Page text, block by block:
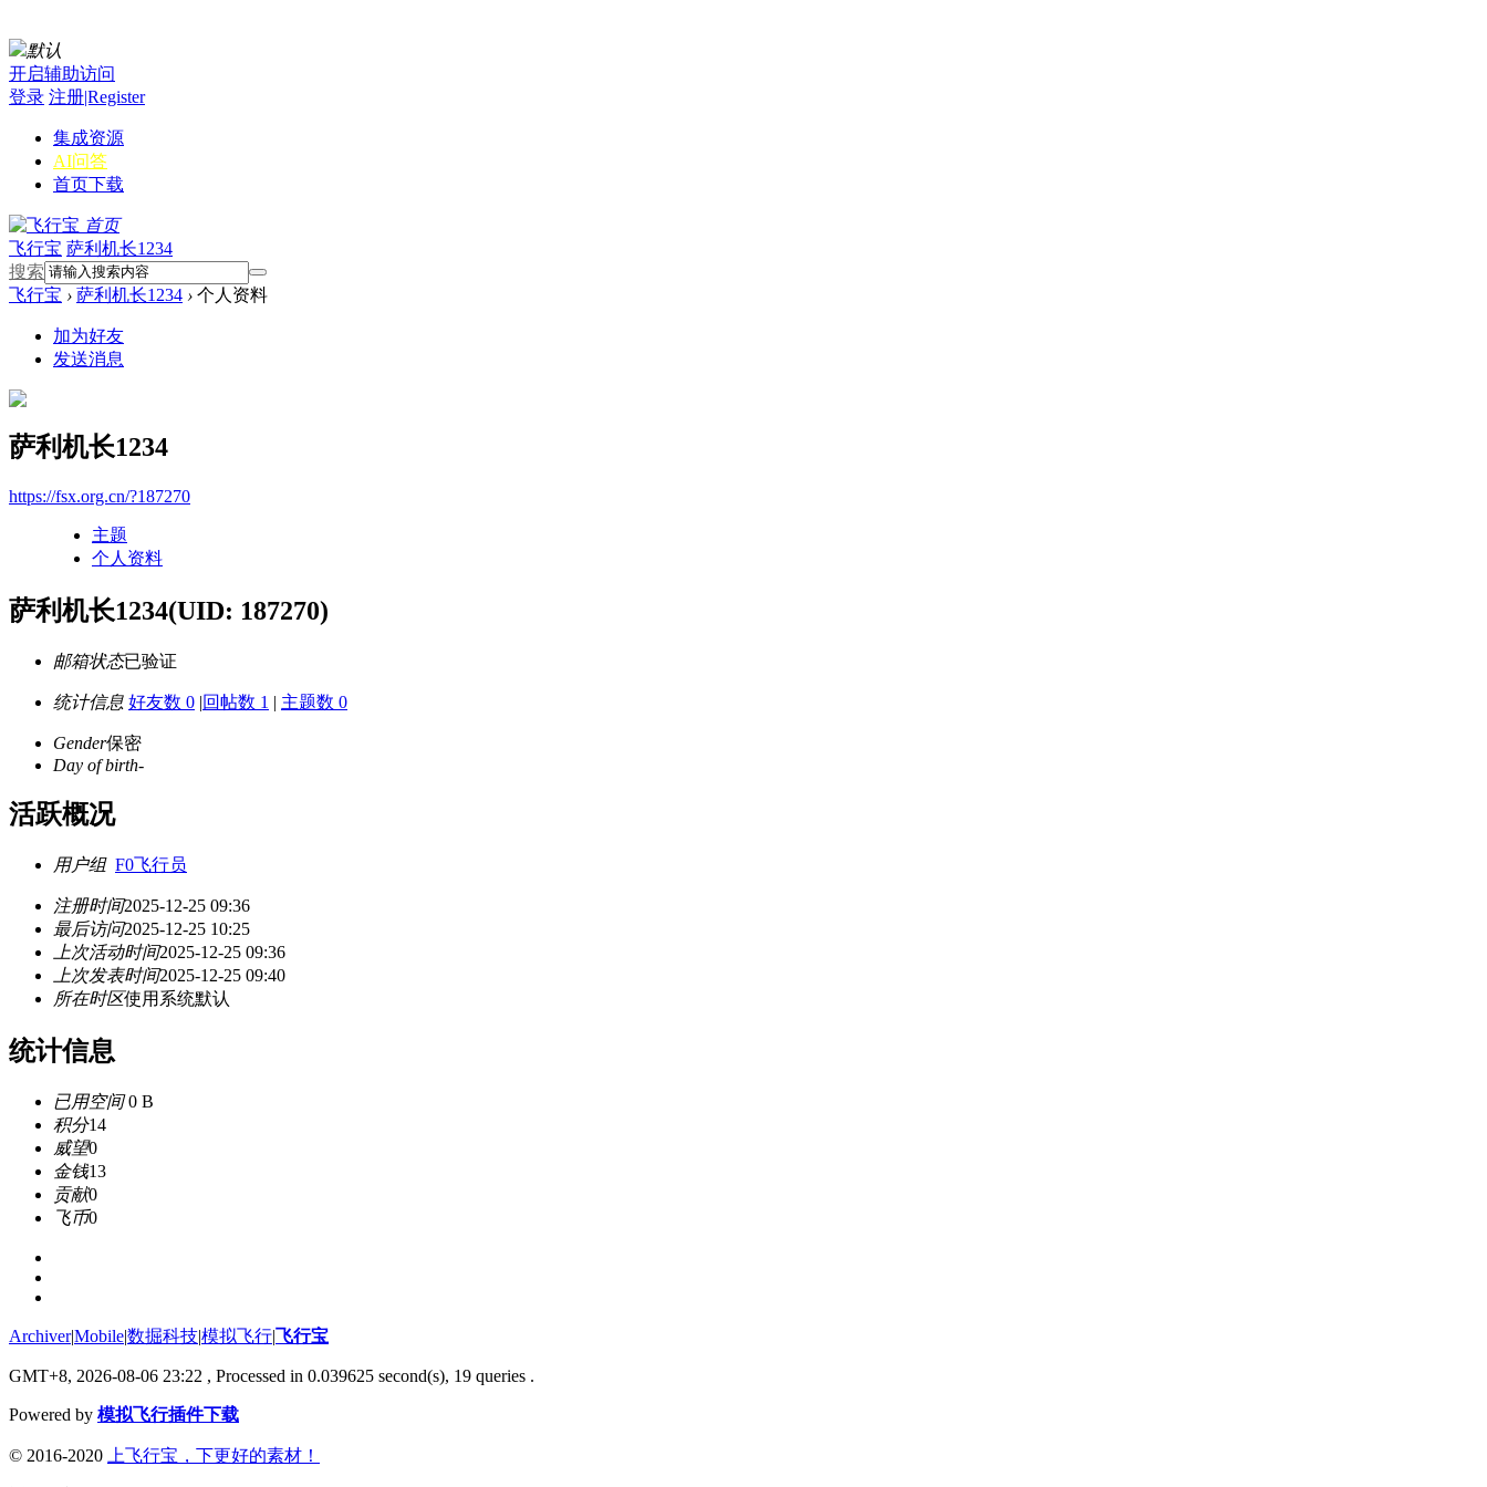
默认
开启辅助访问
登录 注册|Register
集成资源
AI问答
首页下载
首页
飞行宝 萨利机长1234
搜索
飞行宝 › 萨利机长1234 › 个人资料
加为好友
发送消息
萨利机长1234
https://fsx.org.cn/?187270
主题
个人资料
萨利机长1234(UID: 187270)
邮箱状态已验证
统计信息 好友数 0 |回帖数 1 | 主题数 0
Gender保密
Day of birth-
活跃概况
用户组 F0飞行员
注册时间2025-12-25 09:36
最后访问2025-12-25 10:25
上次活动时间2025-12-25 09:36
上次发表时间2025-12-25 09:40
所在时区使用系统默认
统计信息
已用空间0 B
积分14
威望0
金钱13
贡献0
飞币0
Archiver|Mobile|数掘科技|模拟飞行|飞行宝
GMT+8, 2026-08-06 23:22 , Processed in 0.039625 second(s), 19 queries .
Powered by 模拟飞行插件下载
© 2016-2020 上飞行宝，下更好的素材！